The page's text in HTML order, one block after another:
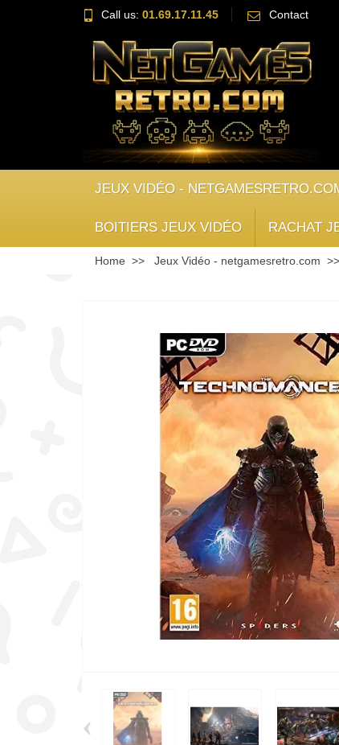
Call us: 01.69.17.11.45 Contact
JEUX VIDÉO -
BOITIERS JEUX VIDÉO RACHAT
Home Jeux Vidéo - netgamesretro.com
‹